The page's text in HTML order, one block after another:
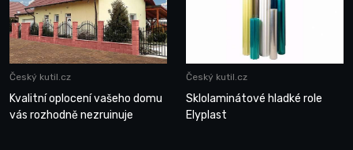
Český kutil.cz
Kvalitní oplocení vašeho domu
vás rozhodně nezruinuje
Český kutil.cz
Sklolaminátové hladké role
Elyplast